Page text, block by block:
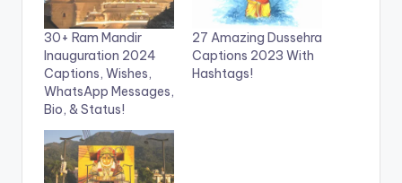
30+ Ram Mandir
Inauguration 2024
Captions, Wishes,
WhatsApp Messages,
Bio, & Status!
27 Amazing Dussehra
Captions 2023 With
Hashtags!